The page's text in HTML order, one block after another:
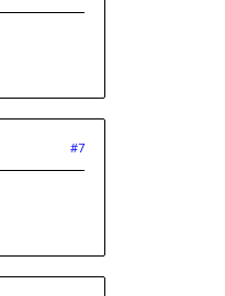
#7